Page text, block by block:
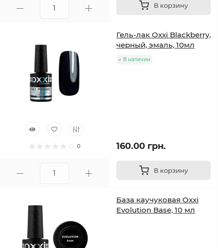
В корзину
0
Гель-лак Oxxi Blackberry,
черный, эмаль, 10мл
В наличии
160.00 грн.
В корзину
База каучуковая Oxxi
Evolution Base, 10 мл